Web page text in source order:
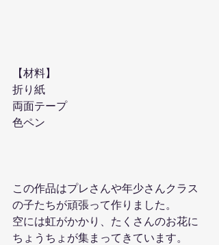
【材料】
折り紙
両面テープ
色ペン
この作品はプレさんや年少さんクラス
の子たちが頑張って作りました。
空には虹がかかり、たくさんのお花に
ちょうちょが集まってきています。